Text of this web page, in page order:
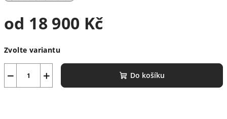
od 18 900 Kč
cena:
Zvolte variantu
+
− Do košíku